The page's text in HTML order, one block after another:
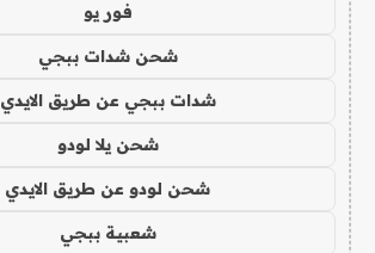
فور يو
شحن شدات ببجي
شدات ببجي عن طريق الايدي
شحن يلا لودو
شحن لودو عن طريق الايدي
شعبية ببجي